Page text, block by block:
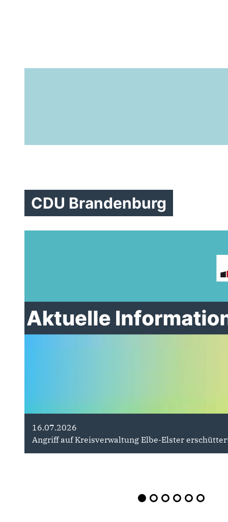
CDU Brandenburg
16.07.2026
Angriff auf Kreisverwaltung Elbe-Elster
Franziska Hoppermann " neue